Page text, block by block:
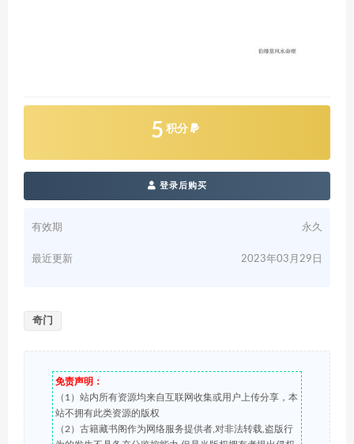
5 积分
登录后购买
有效期 永久
最近更新 2023年03月29日
奇门
免责声明：
（1）站内所有资源均来自互联网收集或用户上传分享，本
站不拥有此类资源的版权
（2）古籍藏书阁作为网络服务提供者,对非法转载,盗版行